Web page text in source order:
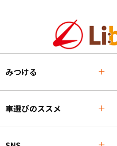
みつける
車選びのススメ